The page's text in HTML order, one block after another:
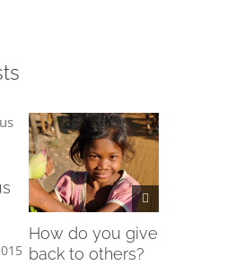
How do you give
back to others?